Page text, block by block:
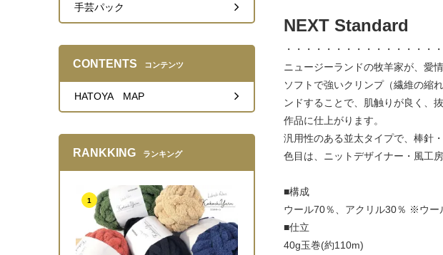
NEXT Standard
・・・・・・・・・・・・・・・
ニュージーランドの牧羊家が、愛
ソフトで強いクリンプ（繊維の縮
ンドすることで、肌触りが良く、
作品に仕上がります。
汎用性のある並太タイプで、棒針
色目は、ニットデザイナー・風工
■構成
ウール70％、アクリル30％ ※ウー
■仕立
40g玉巻(約110m)
手芸パック
CONTENTS コンテンツ
HATOYA MAP
RANKKING ランキング
1